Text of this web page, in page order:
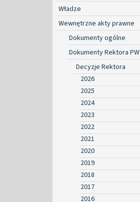
Władze
Wewnętrzne akty prawne
Dokumenty ogólne
Dokumenty Rektora PW
Decyzje Rektora
2026
2025
2024
2023
2022
2021
2020
2019
2018
2017
2016